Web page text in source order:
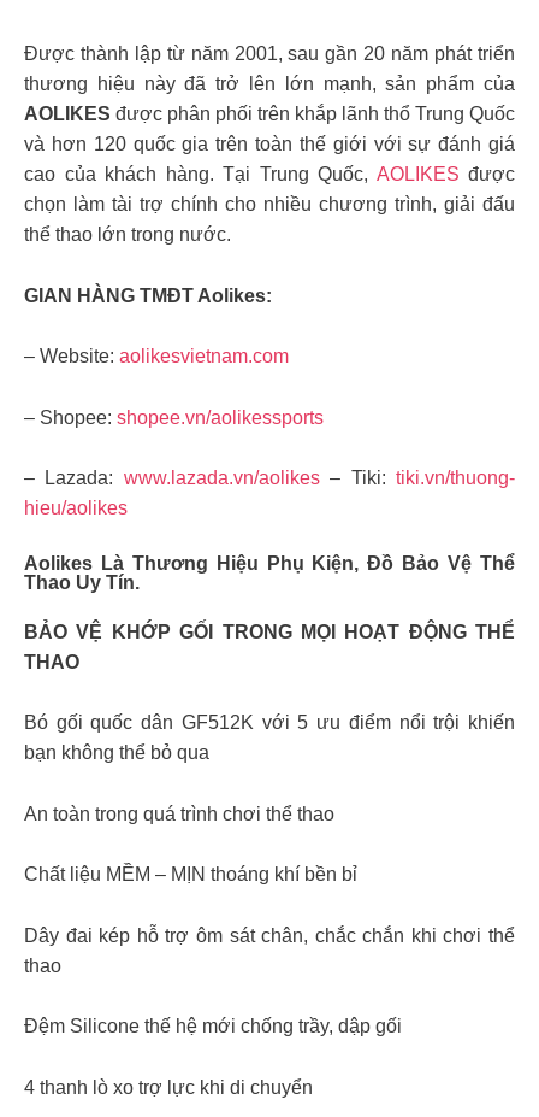
Được thành lập từ năm 2001, sau gần 20 năm phát triển
thương hiệu này đã trở lên lớn mạnh, sản phẩm của
AOLIKES được phân phối trên khắp lãnh thổ Trung Quốc
và hơn 120 quốc gia trên toàn thế giới với sự đánh giá
cao của khách hàng. Tại Trung Quốc, AOLIKES được
chọn làm tài trợ chính cho nhiều chương trình, giải đấu
thể thao lớn trong nước.
GIAN HÀNG TMĐT Aolikes:
– Website: aolikesvietnam.com
– Shopee: shopee.vn/aolikessports
– Lazada: www.lazada.vn/aolikes– Tiki:tiki.vn/thuong-
hieu/aolikes
Aolikes Là Thương Hiệu Phụ Kiện, Đồ Bảo Vệ Thể
Thao Uy Tín.
BẢO VỆ KHỚP GỐI TRONG MỌI HOẠT ĐỘNG THỂ
THAO
Bó gối quốc dân GF512K với 5 ưu điểm nổi trội khiến
bạn không thể bỏ qua
An toàn trong quá trình chơi thể thao
Chất liệu MỀM – MỊN thoáng khí bền bỉ
Dây đai kép hỗ trợ ôm sát chân, chắc chắn khi chơi thể
thao
Đệm Silicone thế hệ mới chống trầy, dập gối
4 thanh lò xo trợ lực khi di chuyển